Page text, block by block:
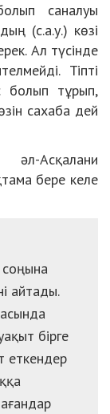
саналуы
дың (с.а.у.) көзі
Ал түсінде
Тіпті
болып тұрып,
сахаба дей
Асқалани
бере келе
соңына
айтады.
бірге
еткендер